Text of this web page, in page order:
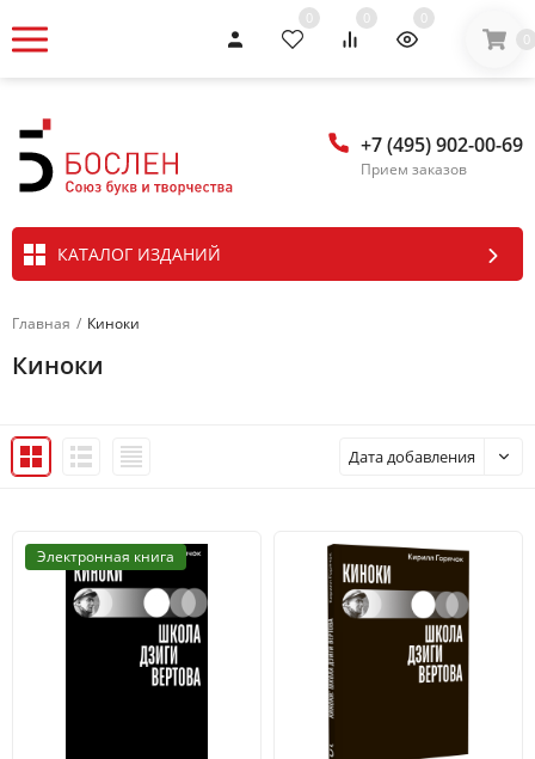
0 0
0
0
+7 (495) 902-00-69
Прием заказов
КАТАЛОГ ИЗДАНИЙ
Главная / Киноки
Киноки
Дата добавления
Электронная книга